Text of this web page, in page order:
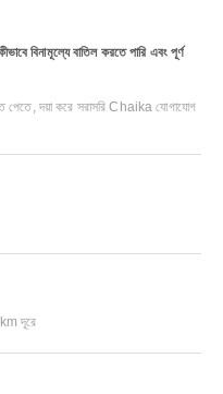
বিনামূল্যে বাতিল করতে পারি এবং পূর্ণ
পেতে, দয়া করে সরাসরি Chaika যোগাযোগ
দূরে